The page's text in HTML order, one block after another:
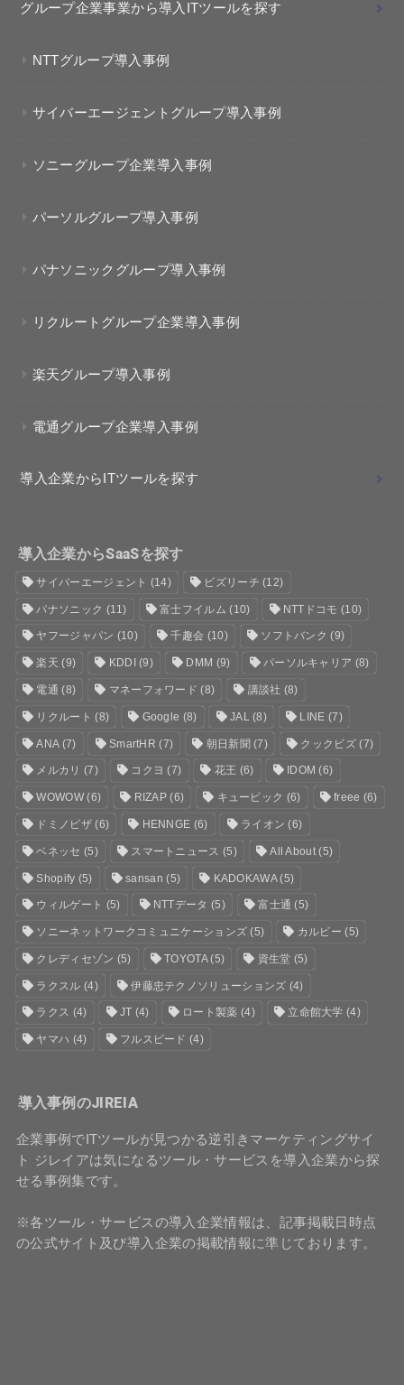
グループ企業事業から導入ITツールを探す
NTTグループ導入事例
サイバーエージェントグループ導入事例
ソニーグループ企業導入事例
パーソルグループ導入事例
パナソニックグループ導入事例
リクルートグループ企業導入事例
楽天グループ導入事例
電通グループ企業導入事例
導入企業からITツールを探す
導入企業からSaaSを探す
サイバーエージェント (14) ビズリーチ (12)
パナソニック (11) 富士フイルム (10) NTTドコモ (10)
ヤフージャパン (10) 千趣会 (10) ソフトバンク (9)
楽天 (9) KDDI (9) DMM (9) パーソルキャリア (8)
電通 (8) マネーフォワード (8) 講談社 (8)
リクルート (8) Google (8) JAL(8) LINE (7)
ANA(7) SmartHR (7) 朝日新聞 (7) クックビズ(7)
メルカリ (7) コクヨ (7) 花王 (6) IDOM (6)
WOWOW(6) RIZAP (6) キュービック (6) freee (6)
ドミノピザ(6) HENNGE (6) ライオン (6)
ベネッセ (5) スマートニュース (5) All About(5)
Shopify (5) sansan (5) KADOKAWA(5)
ウィルゲート (5) NTTデータ (5) 富士通 (5)
ソニーネットワークコミュニケーションズ (5) カルビー (5)
クレディセゾン (5) TOYOTA(5) 資生堂 (5)
ラクスル (4) 伊藤忠テクノソリューションズ (4)
ラクス (4) JT (4) ロート製薬 (4) 立命館大学 (4)
ヤマハ (4) フルスピード (4)
導入事例のJIREIA
企業事例でITツールが見つかる逆引きマーケティングサイ
ト ジレイアは気になるツール・サービスを導入企業から探
せる事例集です。
※各ツール・サービスの導入企業情報は、記事掲載日時点
の公式サイト及び導入企業の掲載情報に準じております。